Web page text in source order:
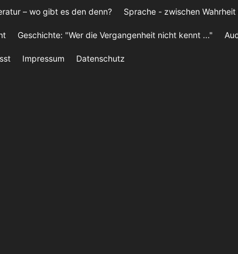
– wo gibt es den denn? Sprache - zwischen
Geschichte: "Wer die Vergangenheit nicht kennt ..."
Impressum Datenschutz